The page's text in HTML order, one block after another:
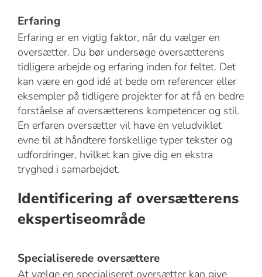
Erfaring
Erfaring er en vigtig faktor, når du vælger en
oversætter. Du bør undersøge oversætterens
tidligere arbejde og erfaring inden for feltet. Det
kan være en god idé at bede om referencer eller
eksempler på tidligere projekter for at få en bedre
forståelse af oversætterens kompetencer og stil.
En erfaren oversætter vil have en veludviklet
evne til at håndtere forskellige typer tekster og
udfordringer, hvilket kan give dig en ekstra
tryghed i samarbejdet.
Identificering af oversætterens
ekspertiseområde
Specialiserede oversættere